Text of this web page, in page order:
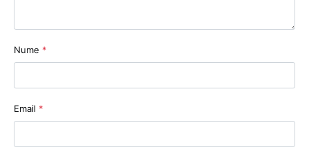
Nume *
Email *